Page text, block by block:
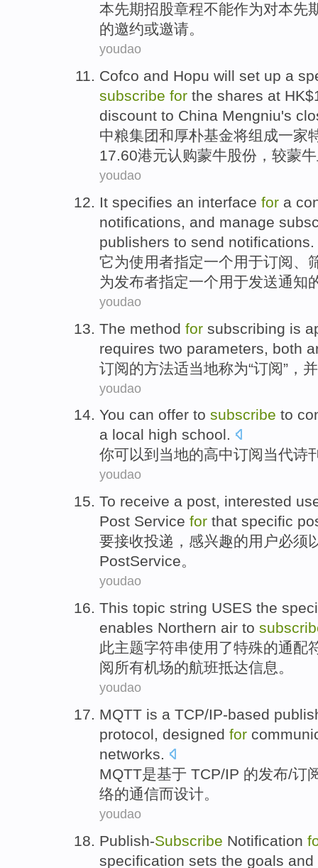
本先期招股章程不能作为对本先
的邀约或邀请。
youdao
Cofco and Hopu will set up a
subscribe for the shares at
discount to China Mengniu's
中粮集团和厚朴基金将组成一家
17.60港元认购蒙牛股份，较蒙牛
youdao
It specifies an interface for a
notifications, and manage
publishers to send notifications.
它为使用者指定一个用于订阅、
为发布者指定一个用于发送通知
youdao
The method for subscribing is
requires two parameters
both
订阅的方法适当地称为“订阅”， 并
youdao
You can offer to subscribe to
a local high school.
你可以到 当地的高中订阅当代诗
youdao
To receive a post, interested
Post Service for that specific
要接收投递， 感兴趣的用户必须
PostService。
youdao
This topic string USES the
enables Northern air to
此主题字符串使用了特殊的通配
阅所有机场的航班抵达信息。
youdao
MQTT is a TCP/IP-based
protocol, designed for
networks.
MQTT是基于 TCP/IP 的发布/订
络的通信而设计。
youdao
Publish-Subscribe Notification
specification sets the goals and